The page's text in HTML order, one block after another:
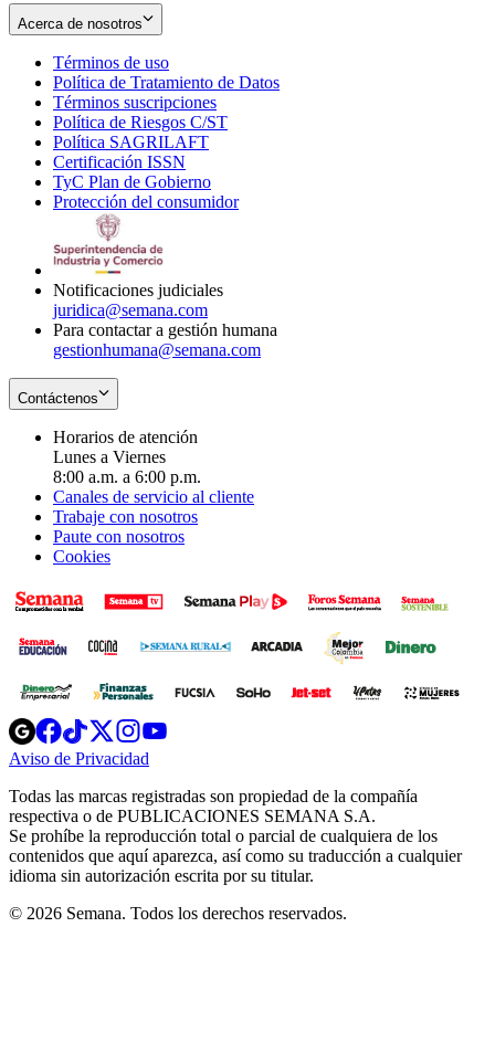
Acerca de nosotros
Términos de uso
in
new
window
Política de Tratamiento de Datos
Términos suscripciones
in
Política de Riesgos C/ST
Política SAGRILAFT
new
window
Certificación ISSN
in
new
TyC Plan de Gobierno
in
Protección del consumidorOpens
Notificaciones judiciales
juridica@semana.com
Para contactar a gestión humana
gestionhumana@semana.com
Contáctenos
Horarios de atención
Lunes a Viernes
8:00 a.m. a 6:00 p.m.
Canales de servicio al cliente
Trabaje con nosotros
Paute con nosotros
Cookies
Opens
in
new
Opens
in
new
Opens
in
new
window
Opens
new
windowwindow
Aviso de Privacidad
new
window
Todas las marcas registradas son propiedad de la compañía
respectiva o de PUBLICACIONES SEMANA S.A.
Se prohíbe la reproducción total o parcial de cualquiera de los
contenidos que aquí aparezca, así como su traducción a cualquier
idioma sin autorización escrita por su titular.
© 2026 Semana. Todos los derechos reservados.